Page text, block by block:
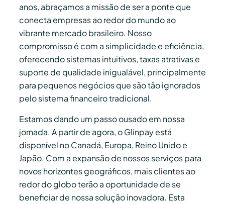
anos, abraçamos a missão de ser a ponte que
conecta empresas ao redor do mundo ao
vibrante mercado brasileiro. Nosso
compromisso é com a simplicidade e eficiência,
oferecendo sistemas intuitivos, taxas atrativas e
suporte de qualidade inigualável, principalmente
para pequenos negócios que são tão ignorados
pelo sistema financeiro tradicional.
Estamos dando um passo ousado em nossa
jornada. A partir de agora, o Glinpay está
disponível no Canadá, Europa, Reino Unido e
Japão. Com a expansão de nossos serviços para
novos horizontes geográficos, mais clientes ao
redor do globo terão a oportunidade de se
beneficiar de nossa solução inovadora. Esta